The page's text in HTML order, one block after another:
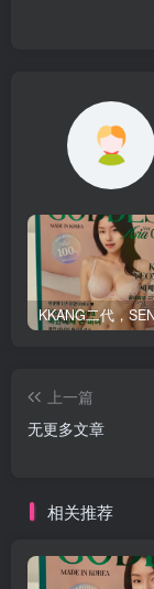
上一篇
无更多文章
相关推荐